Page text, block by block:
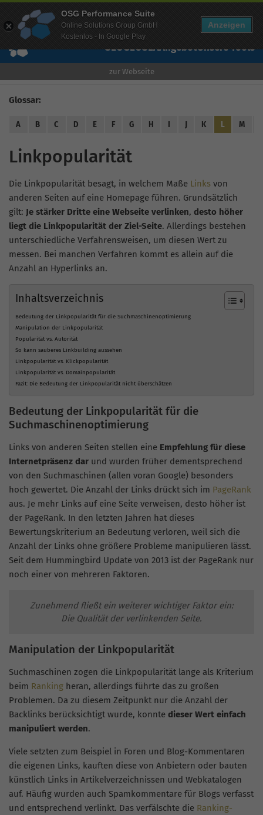
Wissen Free Checks Über uns Free Account
SEOGEOSEAAngebotUnsere Tools
zur Webseite
Glossar:
A B C D E F G H K L M
Linkpopularität
Die Linkpopularität besagt, in welchem Maße Links von
anderen Seiten auf eine Homepage führen. Grundsätzlich
gilt: Je stärker Dritte eine Webseite verlinken, desto höher
liegt die Linkpopularität der Ziel-Seite. Allerdings bestehen
unterschiedliche Verfahrensweisen, um diesen Wert zu
messen. Bei manchen Verfahren kommt es allein auf die
Anzahl an Hyperlinks an.
Inhaltsverzeichnis
Bedeutung der Linkpopularität für die Suchmaschinenoptimierung
Manipulation der Linkpopularität
Popularität vs. Autorität
So kann sauberes Linkbuilding aussehen
Linkpopularität vs. Klickpopularität
Linkpopularität vs. Domainpopularität
Fazit: Die Bedeutung der Linkpopularität nicht überschätzen
Bedeutung der Linkpopularität für die
Suchmaschinenoptimierung
Links von anderen Seiten stellen eine Empfehlung für diese
Internetpräsenz dar und wurden früher dementsprechend
von den Suchmaschinen (allen voran Google) besonders
hoch gewertet. Die Anzahl der Links drückt sich im PageRank
aus. Je mehr Links auf eine Seite verweisen, desto höher ist
der PageRank. In den letzten Jahren hat dieses
Bewertungskriterium an Bedeutung verloren, weil sich die
Anzahl der Links ohne größere Probleme manipulieren lässt.
Seit dem Hummingbird Update von 2013 ist der PageRank nur
noch einer von mehreren Faktoren.
Zunehmend fließt ein weiterer wichtiger Faktor ein:
Die Qualität der verlinkenden Seite.
Manipulation der Linkpopularität
Suchmaschinen zogen die Linkpopularität lange als Kriterium
beim Ranking heran, allerdings führte das zu großen
Problemen. Da zu diesem Zeitpunkt nur die Anzahl der
Backlinks berücksichtigt wurde, konnte dieser Wert einfach
manipuliert werden.
Viele setzten zum Beispiel in Foren und Blog-Kommentaren
die eigenen Links, kauften diese von Anbietern oder bauten
künstlich Links in Artikelverzeichnissen und Webkatalogen
auf. Häufig wurden auch Spamkommentare für Blogs verfasst
und entsprechend verlinkt. Das verfälschte die Ranking-
OSG Performance Suite
Online Solutions Group GmbH
Kostenlos - In Google Play
Anzeigen